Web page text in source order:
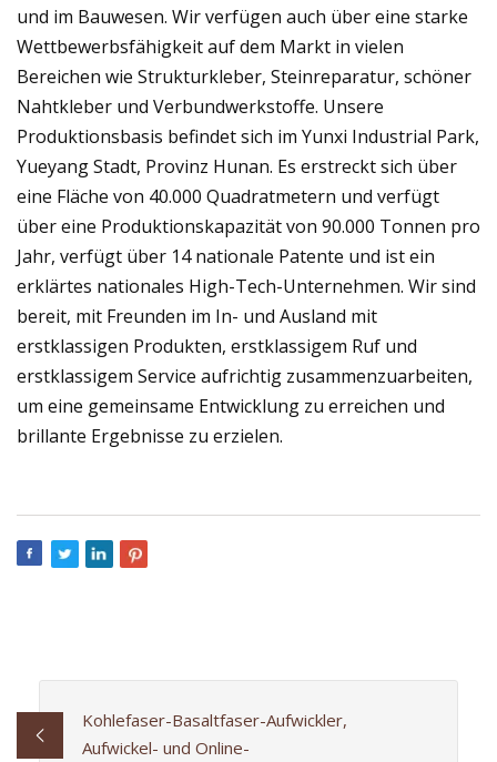
und im Bauwesen. Wir verfügen auch über eine starke
Wettbewerbsfähigkeit auf dem Markt in vielen
Bereichen wie Strukturkleber, Steinreparatur, schöner
Nahtkleber und Verbundwerkstoffe. Unsere
Produktionsbasis befindet sich im Yunxi Industrial Park,
Yueyang Stadt, Provinz Hunan. Es erstreckt sich über
eine Fläche von 40.000 Quadratmetern und verfügt
über eine Produktionskapazität von 90.000 Tonnen pro
Jahr, verfügt über 14 nationale Patente und ist ein
erklärtes nationales High-Tech-Unternehmen. Wir sind
bereit, mit Freunden im In- und Ausland mit
erstklassigen Produkten, erstklassigem Ruf und
erstklassigem Service aufrichtig zusammenzuarbeiten,
um eine gemeinsame Entwicklung zu erreichen und
brillante Ergebnisse zu erzielen.
Kohlefaser-Basaltfaser-Aufwickler,
Aufwickel- und Online-